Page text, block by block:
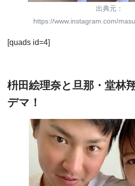
出典元：
https://www.instagram.com/
[quads id=4]
枡田絵理奈と旦那・堂林
デマ！